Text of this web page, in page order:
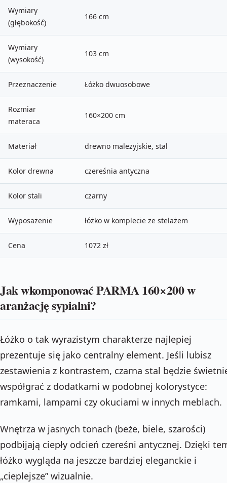
Wymiary
(głębokość)
166 cm
Wymiary
(wysokość)
103 cm
Przeznaczenie Łóżko dwuosobowe
Rozmiar
materaca
160×200 cm
Materiał drewno malezyjskie, stal
Kolor drewna czereśnia antyczna
Kolor stali czarny
Wyposażenie łóżko w komplecie ze stelażem
Cena 1072 zł
Jak wkomponować PARMA 160×200 w
aranżację sypialni?
Łóżko o tak wyrazistym charakterze najlepiej
prezentuje się jako centralny element. Jeśli lubisz
zestawienia z kontrastem, czarna stal będzie
współgrać z dodatkami w podobnej kolorystyce:
ramkami, lampami czy okuciami w innych meblach.
Wnętrza w jasnych tonach (beże, biele, szarości)
podbijają ciepły odcień czereśni antycznej. Dzięki
łóżko wygląda na jeszcze bardziej eleganckie i
„cieplejsze” wizualnie.